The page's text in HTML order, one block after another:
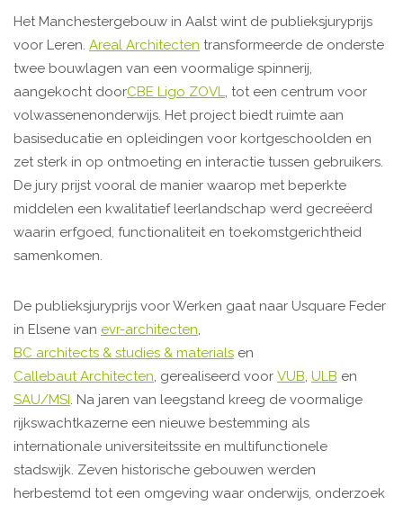
Het Manchestergebouw in Aalst wint de publieksjuryprijs
voor Leren. Areal Architecten transformeerde de onderste
twee bouwlagen van een voormalige spinnerij,
aangekocht doorCBE Ligo ZOVL, tot een centrum voor
volwassenenonderwijs. Het project biedt ruimte aan
basiseducatie en opleidingen voor kortgeschoolden en
zet sterk in op ontmoeting en interactie tussen gebruikers.
De jury prijst vooral de manier waarop met beperkte
middelen een kwalitatief leerlandschap werd gecreëerd
waarin erfgoed, functionaliteit en toekomstgerichtheid
samenkomen.
De publieksjuryprijs voor Werken gaat naar Usquare Feder
in Elsene van evr-architecten,
BC architects & studies & materials en
Callebaut Architecten, gerealiseerd voor VUB, ULB en
SAU/MSI . Na jaren van leegstand kreeg de voormalige
rijkswachtkazerne een nieuwe bestemming als
internationale universiteitssite en multifunctionele
stadswijk. Zeven historische gebouwen werden
herbestemd tot een omgeving waar onderwijs, onderzoek